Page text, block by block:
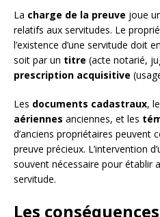
La charge de la preuve joue
relatifs aux servitudes. Le
l’existence d’une servitude doit
soit par un titre (acte notarié,
prescription acquisitive
Les documents cadastraux,
aériennes anciennes, et les
d’anciens propriétaires peuvent
preuve précieux. L’intervention
souvent nécessaire pour établir
servitude.
Les